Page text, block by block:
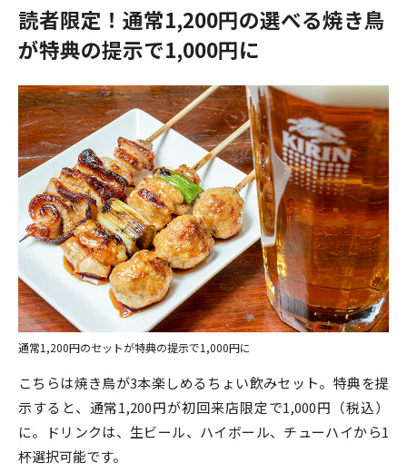
読者限定！通常1,200円の選べる焼き鳥
が特典の提示で1,000円に
通常1,200円のセットが特典の提示で1,000円に
こちらは焼き鳥が3本楽しめるちょい飲みセット。特典を提
示すると、通常1,200円が初回来店限定で1,000円（税込）
に。ドリンクは、生ビール、ハイボール、チューハイから1
杯選択可能です。